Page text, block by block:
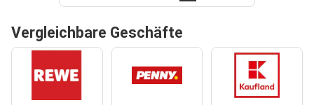
Vergleichbare Geschäfte